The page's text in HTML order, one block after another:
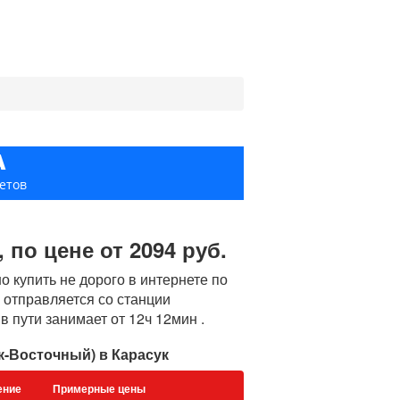
цене от 2094 руб.
не дорого в интернете по
со станции
пути занимает от 12ч 12мин .
Восточный) в Карасук
Примерные цены